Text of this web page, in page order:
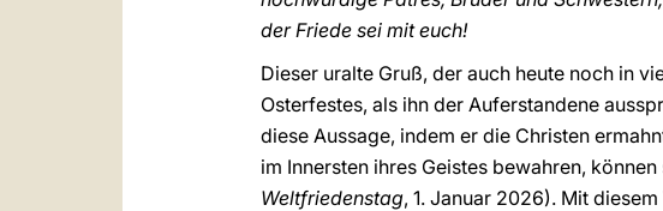
der Friede sei mit euch!
Dieser uralte Gruß, der auch heute noch in
Osterfestes, als ihn der Auferstandene
diese Aussage, indem er die Christen
im Innersten ihres Geistes bewahren,
Weltfriedenstag, 1. Januar 2026). Mit